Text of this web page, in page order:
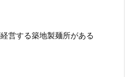
営する築地製麺所がある